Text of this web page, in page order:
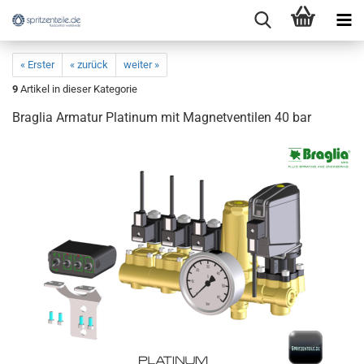
« Erster « zurück
weiter »
9 Artikel in dieser Kategorie
Braglia Armatur Platinum mit Magnetventilen 40 bar